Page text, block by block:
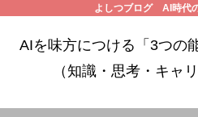
よしつブログ AI時代
AIを味方につける「3つの
（知識・思考・キャ